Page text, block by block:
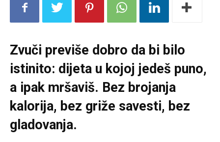
Zvuči previše dobro da bi bilo
istinito: dijeta u kojoj jedeš puno,
a ipak mršaviš. Bez brojanja
kalorija, bez griže savesti, bez
gladovanja.